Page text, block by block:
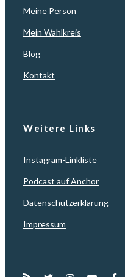
Meine Person
Mein Wahlkreis
Blog
Kontakt
Weitere Links
Instagram-Linkliste
Podcast auf Anchor
Datenschutzerklärung
Impressum